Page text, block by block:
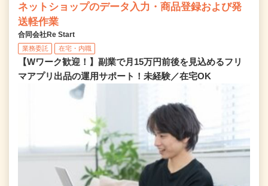
ネットショップのデータ入力・商品登録および発
送軽作業
合同会社Re Start
業務委託 在宅・内職
【Wワーク歓迎！】副業で月15万円前後を見込めるフリ
マアプリ出品の運用サポート！未経験／在宅OK